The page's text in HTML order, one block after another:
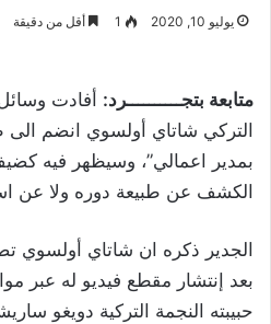
يوليو 10, 2020 1 أقل من دقيقة
متابعة بتجــــــــــرد: أفادت
التركي ​شاتاي أولسوي​ انضم
بمدير اعمالي​”، وسيظهر فيه
الكشف عن طبيعة دوره ولا عن
الجدير ذكره ان شاتاي أولسوي
بعد إنتشار مقطع فيديو له عبر
حبيبته النجمة التركية دويغو